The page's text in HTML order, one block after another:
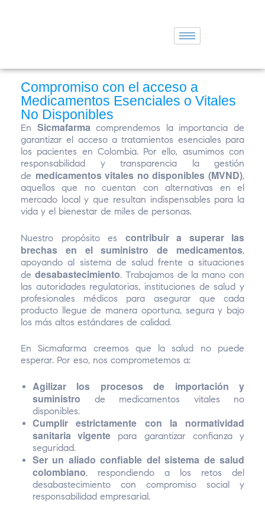
Compromiso con el acceso a
Medicamentos Esenciales o Vitales
No Disponibles
En Sicmafarmacomprendemos la importancia de
garantizar el acceso a tratamientos esenciales para
los pacientes en Colombia. Por ello, asumimos con
responsabilidad y transparencia la gestión
de medicamentos vitales no disponibles (MVND),
aquellos que no cuentan con alternativas en el
mercado local y que resultan indispensables para la
vida y el bienestar de miles de personas.
Nuestro propósito es contribuir a superar las
brechas en el suministro de medicamentos,
apoyando al sistema de salud frente a situaciones
de desabastecimiento. Trabajamos de la mano con
las autoridades regulatorias, instituciones de salud y
profesionales médicos para asegurar que cada
producto llegue de manera oportuna, segura y bajo
los más altos estándares de calidad.
En Sicmafarma creemos que la salud no puede
esperar. Por eso, nos comprometemos a:
Agilizar los procesos de importación y
suministro de medicamentos vitales no
disponibles.
Cumplir estrictamente con la normatividad
sanitaria vigente para garantizar confianza y
seguridad.
Ser un aliado confiable del sistema de salud
colombiano, respondiendo a los retos del
desabastecimiento con compromiso social y
responsabilidad empresarial.